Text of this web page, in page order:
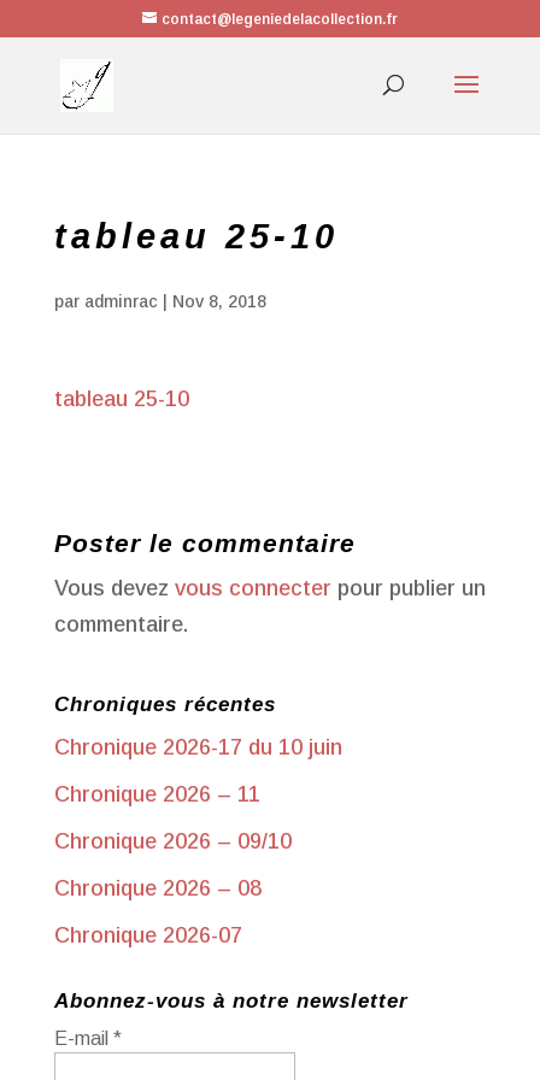
contact@legeniedelacollection.fr
tableau 25-10
par adminrac Nov 8, 2018
tableau 25-10
Poster le commentaire
Vous devez vous connecter pour publier un
commentaire.
Chroniques récentes
Chronique 2026-17 du 10 juin
Chronique 2026 – 11
Chronique 2026 – 09/10
Chronique 2026 – 08
Chronique 2026-07
Abonnez-vous à notre newsletter
E-mail *